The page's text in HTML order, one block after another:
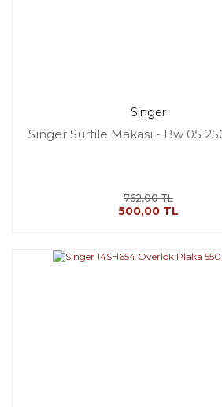
Singer
Singer Sürfile Makası - Bw 05
762,00 TL
500,00 TL